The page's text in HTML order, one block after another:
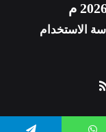
الاستخدام
ملخص
الموقع